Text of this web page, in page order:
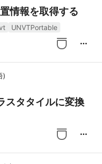
情報を取得する
UNVTPortable
more_horiz
)
タタイルに変換
more_horiz